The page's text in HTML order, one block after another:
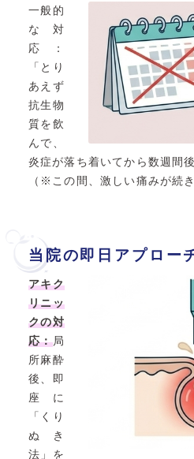
一般的
な対
応：
「とり
あえず
抗生物
質を飲
んで、
炎症が落ち着いてから数週間
（※この間、激しい痛みが続き
当院の即日アプロー
アキク
リニッ
クの対
応：局
所麻酔
後、即
座に
「くり
ぬき
法」を